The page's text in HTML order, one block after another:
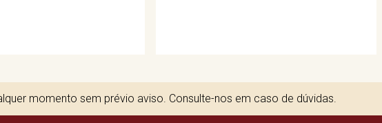
momento sem prévio aviso. Consulte-nos em caso de dúvidas.